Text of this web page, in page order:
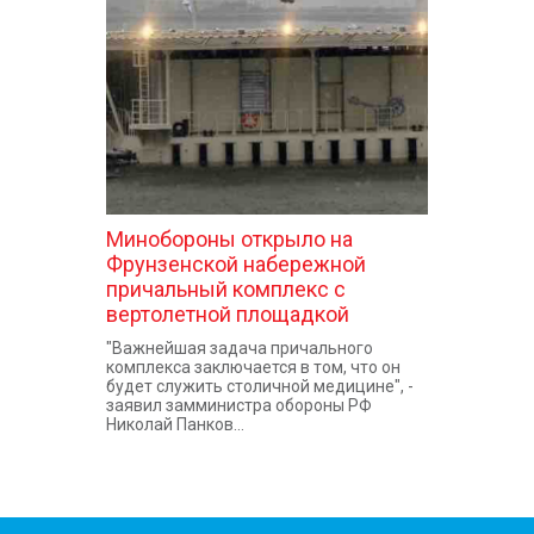
КОНТАКТЫ
Минобороны открыло на
Фрунзенской набережной
причальный комплекс с
вертолетной площадкой
"Важнейшая задача причального
комплекса заключается в том, что он
будет служить столичной медицине", -
заявил замминистра обороны РФ
Николай Панков...